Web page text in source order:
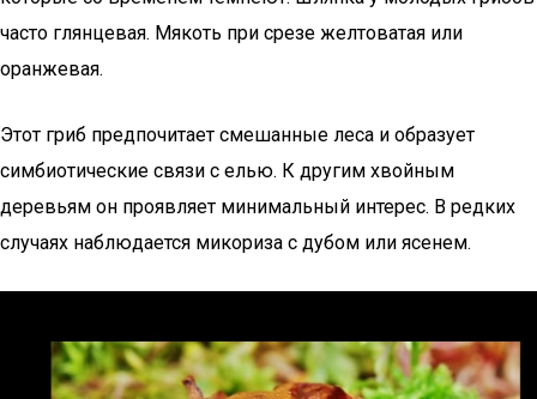
часто глянцевая. Мякоть при срезе желтоватая или
оранжевая.
Этот гриб предпочитает смешанные леса и образует
симбиотические связи с елью. К другим хвойным
деревьям он проявляет минимальный интерес. В редких
случаях наблюдается микориза с дубом или ясенем.